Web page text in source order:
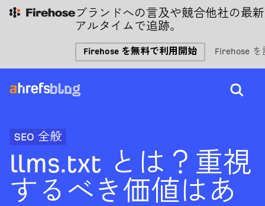
ブランドへの言及や競合他社の最
アルタイムで追跡。
Firehose を無料で利用開始 Firehose
SEO 全般
llms.txt とは？重視
するべき価値はあ